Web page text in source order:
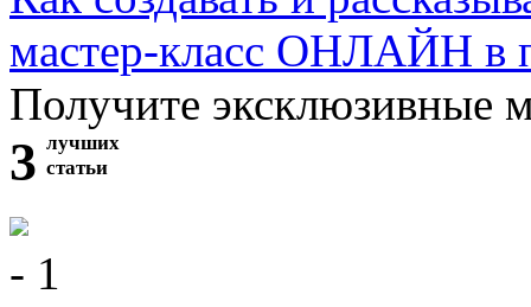
мастер-класс ОНЛАЙН в
Получите эксклюзивные
3 лучших
статьи
- 1